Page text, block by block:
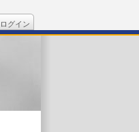
ログイン